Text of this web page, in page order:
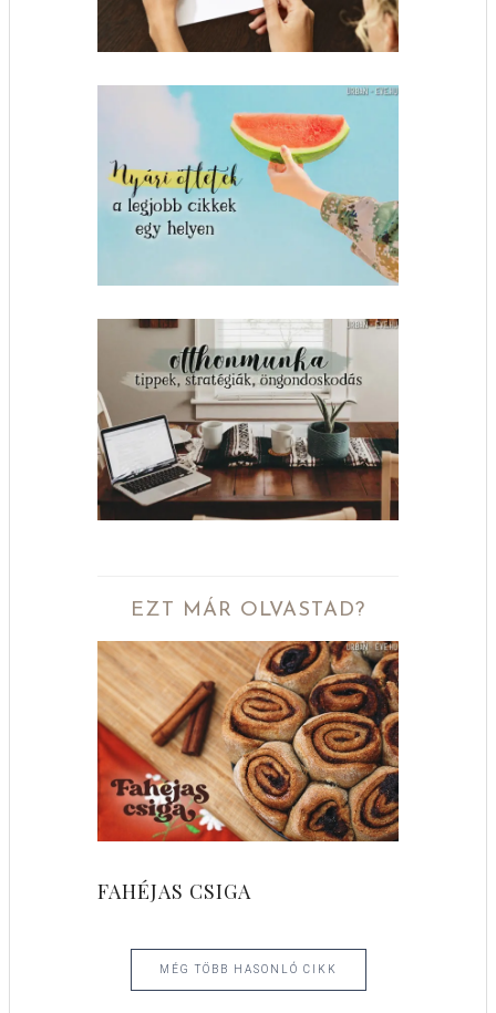
EZT MÁR OLVASTAD?
FAHÉJAS CSIGA
MÉG TÖBB HASONLÓ CIKK